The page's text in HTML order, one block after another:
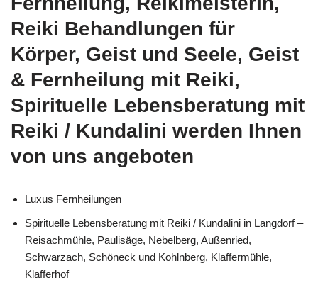
Reiki Behandlungen für
Körper, Geist und Seele, Geist
& Fernheilung mit Reiki,
Spirituelle Lebensberatung mit
Reiki / Kundalini werden Ihnen
von uns angeboten
Luxus Fernheilungen
Spirituelle Lebensberatung mit Reiki / Kundalini in Langdorf –
Reisachmühle, Paulisäge, Nebelberg, Außenried,
Schwarzach, Schöneck und Kohlnberg, Klaffermühle,
Klafferhof